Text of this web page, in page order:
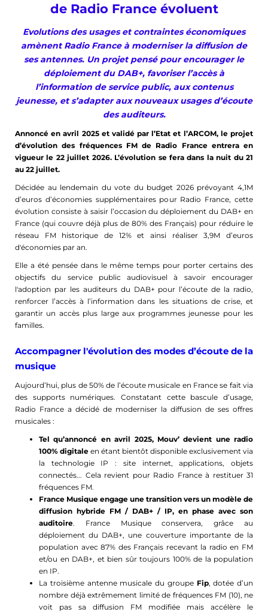
de Radio France évoluent
Evolutions des usages et contraintes économiques
amènent Radio France à moderniser la diffusion de
ses antennes. Un projet pensé pour encourager le
déploiement du DAB+, favoriser l’accès à
l’information de service public, aux contenus
jeunesse, et s’adapter aux nouveaux usages d’écoute
des auditeurs.
Annoncé en avril 2025 et validé par l’Etat et l’ARCOM, le projet
d’évolution des fréquences FM de Radio France entrera en
vigueur le 22 juillet 2026. L’évolution se fera dans la nuit du 21
au 22 juillet.
Décidée au lendemain du vote du budget 2026 prévoyant 4,1M
d’euros d’économies supplémentaires pour Radio France, cette
évolution consiste à saisir l’occasion du déploiement du DAB+ en
France (qui couvre déjà plus de 80% des Français) pour réduire le
réseau FM historique de 12% et ainsi réaliser 3,9M d’euros
d'économies par an.
Elle a été pensée dans le même temps pour porter certains des
objectifs du service public audiovisuel à savoir encourager
l'adoption par les auditeurs du DAB+ pour l’écoute de la radio,
renforcer l’accès à l’information dans les situations de crise, et
garantir un accès plus large aux programmes jeunesse pour les
familles.
Accompagner l'évolution des modes d’écoute de la
musique
Aujourd’hui, plus de 50% de l’écoute musicale en France se fait via
des supports numériques. Constatant cette bascule d’usage,
Radio France a décidé de moderniser la diffusion de ses offres
musicales :
Tel qu’annoncé en avril 2025, Mouv’ devient une radio
100% digitale en étant bientôt disponible exclusivement via
la technologie IP : site internet, applications, objets
connectés... Cela revient pour Radio France à restituer 31
fréquences FM.
France Musique engage une transition vers un modèle de
diffusion hybride FM / DAB+ / IP, en phase avec son
auditoire. France Musique conservera, grâce au
déploiement du DAB+, une couverture importante de la
population avec 87% des Français recevant la radio en FM
et/ou en DAB+, et bien sûr toujours 100% de la population
en IP.
La troisième antenne musicale du groupe Fip, dotée d’un
nombre déjà extrêmement limité de fréquences FM (10), ne
voit pas sa diffusion FM modifiée mais accélère le